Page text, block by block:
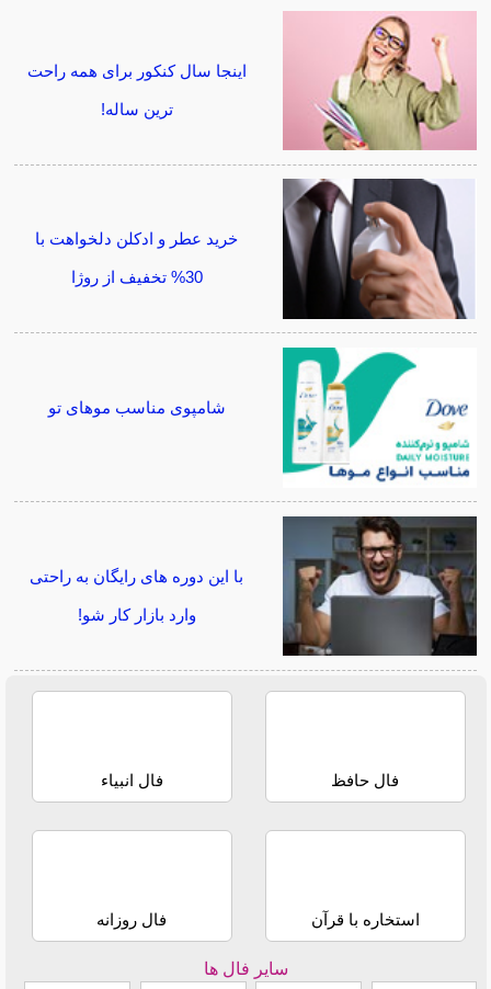
اینجا سال کنکور برای همه راحت
ترین ساله!
خرید عطر و ادکلن دلخواهت با
30% تخفیف از روژا
شامپوی مناسب موهای تو
با این دوره های رایگان به راحتی
وارد بازار کار شو!
فال حافظ فال انبیاء
استخاره با قرآن فال روزانه
سایر فال ها